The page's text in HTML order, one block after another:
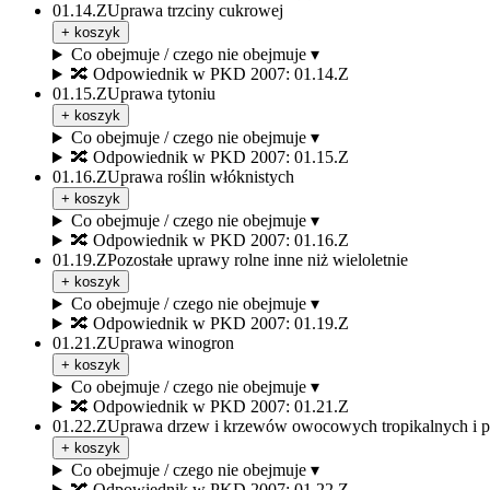
01.14.ZUprawa trzciny cukrowej
+ koszyk
Co obejmuje / czego nie obejmuje ▾
🔀 Odpowiednik w PKD 2007: 01.14.Z
01.15.ZUprawa tytoniu
+ koszyk
Co obejmuje / czego nie obejmuje ▾
🔀 Odpowiednik w PKD 2007: 01.15.Z
01.16.ZUprawa roślin włóknistych
+ koszyk
Co obejmuje / czego nie obejmuje ▾
🔀 Odpowiednik w PKD 2007: 01.16.Z
01.19.ZPozostałe uprawy rolne inne niż wieloletnie
+ koszyk
Co obejmuje / czego nie obejmuje ▾
🔀 Odpowiednik w PKD 2007: 01.19.Z
01.21.ZUprawa winogron
+ koszyk
Co obejmuje / czego nie obejmuje ▾
🔀 Odpowiednik w PKD 2007: 01.21.Z
01.22.ZUprawa drzew i krzewów owocowych tropikalnych i
+ koszyk
Co obejmuje / czego nie obejmuje ▾